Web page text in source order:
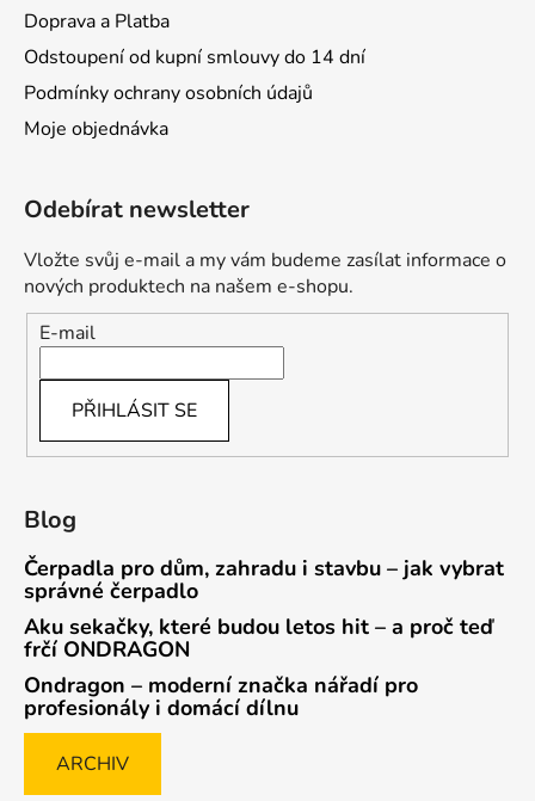
Doprava a Platba
Odstoupení od kupní smlouvy do 14 dní
Podmínky ochrany osobních údajů
Moje objednávka
Odebírat newsletter
Vložte svůj e-mail a my vám budeme zasílat informace o
nových produktech na našem e-shopu.
E-mail
PŘIHLÁSIT SE
Blog
Čerpadla pro dům, zahradu i stavbu – jak vybrat
správné čerpadlo
Aku sekačky, které budou letos hit – a proč teď
frčí ONDRAGON
Ondragon – moderní značka nářadí pro
profesionály i domácí dílnu
ARCHIV